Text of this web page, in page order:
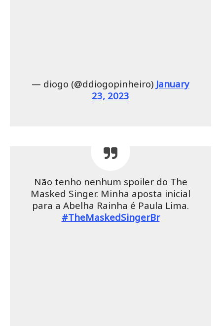
— diogo (@ddiogopinheiro) January
23, 2023
Não tenho nenhum spoiler do The
Masked Singer. Minha aposta inicial
para a Abelha Rainha é Paula Lima.
#TheMaskedSingerBr